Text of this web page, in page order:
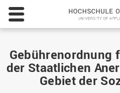
Gebührenordnung
der Staatlichen
Gebiet der